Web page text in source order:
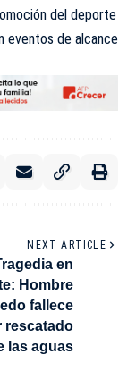
del deporte
eventos de alcance
NEXT ARTICLE
en
Hombre
fallece
rescatado
las aguas